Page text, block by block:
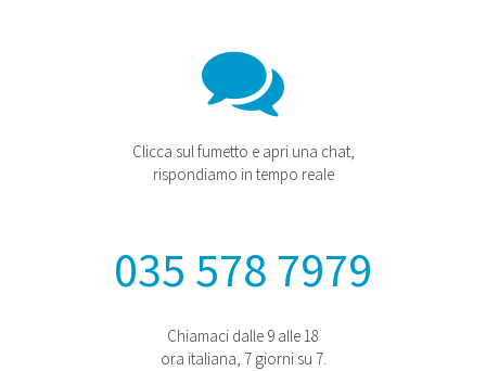
Clicca sul fumetto e apri una chat,
rispondiamo in tempo reale
035 578 7979
Chiamaci dalle 9 alle 18
ora italiana, 7 giorni su 7.